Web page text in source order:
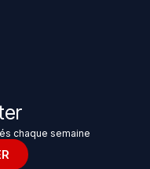
chaque semaine